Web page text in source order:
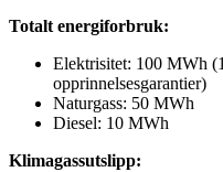
Totalt energiforbruk:
Elektrisitet: 100 MWh
opprinnelsesgarantier)
Naturgass: 50 MWh
Diesel: 10 MWh
Klimagassutslipp: